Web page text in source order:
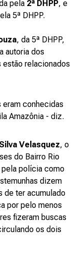
pela 2ª DHPP, e
5ª DHPP.
, da 5ª DHPP,
autoria dos
estão relacionados
eram conhecidas
Amazônia - diz.
Velasquez, o
do Bairro Rio
pela polícia como
dizem
de ter acumulado
por pelo menos
fizeram buscas
os dois